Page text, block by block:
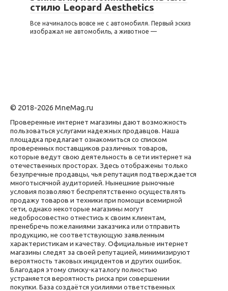
стилю Leopard Aesthetics
Все начиналось вовсе не с автомобиля. Первый эскиз
изображал не автомобиль, а животное —
© 2018-2026 MneMag.ru
Проверенные интернет магазины дают возможность
пользоваться услугами надежных продавцов. Наша
площадка предлагает ознакомиться со списком
проверенных поставщиков различных товаров,
которые ведут свою деятельность в сети интернет на
отечественных просторах. Здесь отображены только
безупречные продавцы, чья репутация подтверждается
многотысячной аудиторией. Нынешние рыночные
условия позволяют беспрепятственно осуществлять
продажу товаров и техники при помощи всемирной
сети, однако некоторые магазины могут
недобросовестно отнестись к своим клиентам,
пренебречь пожеланиями заказчика или отправить
продукцию, не соответствующую заявленным
характеристикам и качеству. Официальные интернет
магазины следят за своей репутацией, минимизируют
вероятность таковых инцидентов и других ошибок.
Благодаря этому списку-каталогу полностью
устраняется вероятность риска при совершении
покупки. База создаётся усилиями ответственных